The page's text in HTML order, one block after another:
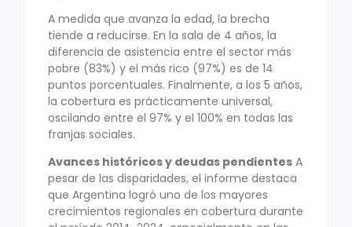
A medida que avanza la edad, la brecha
tiende a reducirse. En la sala de 4 años, la
diferencia de asistencia entre el sector más
pobre (83%) y el más rico (97%) es de 14
puntos porcentuales. Finalmente, a los 5 años,
la cobertura es prácticamente universal,
oscilando entre el 97% y el 100% en todas las
franjas sociales.
Avances históricos y deudas pendientes A
pesar de las disparidades, el informe destaca
que Argentina logró uno de los mayores
crecimientos regionales en cobertura durante